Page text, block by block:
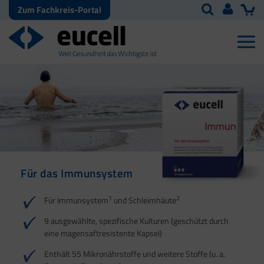
Zum Fachkreis-Portal
Für das Immunsystem
Für Immunsystem1 und Schleimhäute2
9 ausgewählte, spezifische Kulturen (geschützt durch
eine magensaftresistente Kapsel)
Enthält 55 Mikronährstoffe und weitere Stoffe (u. a.
Für Haut, Haare und
4
Für Ihre natürliche